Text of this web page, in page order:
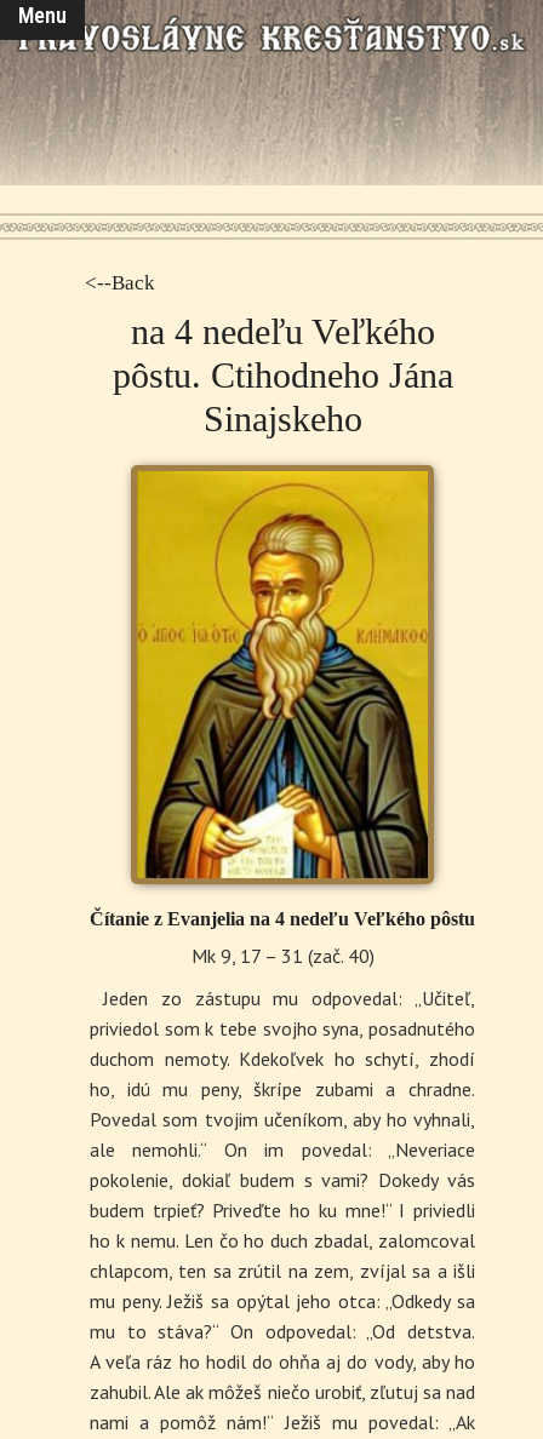
Menu
<--Back
na 4 nedeľu Veľkého
pôstu. Ctihodneho Jána
Sinajskeho
Čítanie z Evanjelia na 4 nedeľu Veľkého pôstu
Mk 9, 17 – 31 (zač. 40)
Jeden zo zástupu mu odpovedal: „Učiteľ,
priviedol som k tebe svojho syna, posadnutého
duchom nemoty. Kdekoľvek ho schytí, zhodí
ho, idú mu peny, škrípe zubami a chradne.
Povedal som tvojim učeníkom, aby ho vyhnali,
ale nemohli.“ On im povedal: „Neveriace
pokolenie, dokiaľ budem s vami? Dokedy vás
budem trpieť? Priveďte ho ku mne!“ I priviedli
ho k nemu. Len čo ho duch zbadal, zalomcoval
chlapcom, ten sa zrútil na zem, zvíjal sa a išli
mu peny. Ježiš sa opýtal jeho otca: „Odkedy sa
mu to stáva?“ On odpovedal: „Od detstva.
A veľa ráz ho hodil do ohňa aj do vody, aby ho
zahubil. Ale ak môžeš niečo urobiť, zľutuj sa nad
nami a pomôž nám!“ Ježiš mu povedal: „Ak